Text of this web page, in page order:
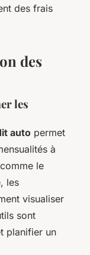
des frais
des
les
auto permet
à
le
les
visualiser
sont
planifier un